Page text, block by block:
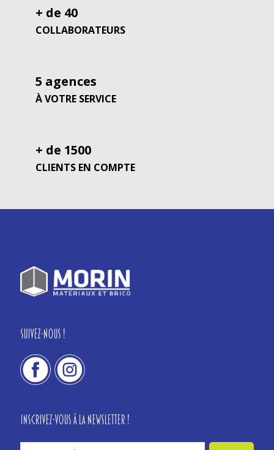
+ de 40
COLLABORATEURS
5 agences
À VOTRE SERVICE
+ de 1500
CLIENTS EN COMPTE
Suivez-nous !
Inscrivez-vous à la newsletter !